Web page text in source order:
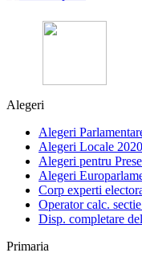
Alegeri
Alegeri
Alegeri Locale 2020
Alegeri pentru
Alegeri
Corp experti
Operator calc.
Disp. completare
Primaria